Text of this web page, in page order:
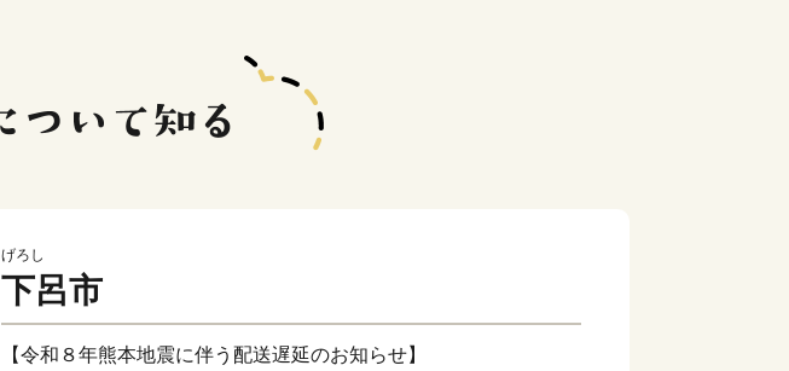
げろし
下呂市
【令和８年熊本地震に伴う配送遅延のお知らせ】